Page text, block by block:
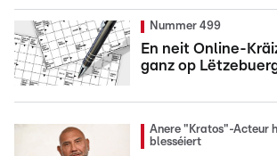
Nummer 499
En neit Online-
ganz op
Anere "Kratos"-Acteur
blesséiert